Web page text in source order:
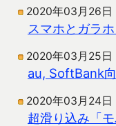
2020年03月26日
スマホとガラ
2020年03月25日
au, SoftBank
2020年03月24日
超滑り込み「